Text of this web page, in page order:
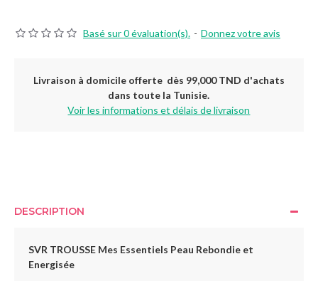
Basé sur 0 évaluation(s). - Donnez votre avis
Livraison à domicile offerte dès 99,000 TND d'achats
dans toute la Tunisie.
Voir les informations et délais de livraison
DESCRIPTION
SVR TROUSSE Mes Essentiels Peau Rebondie et
Energisée